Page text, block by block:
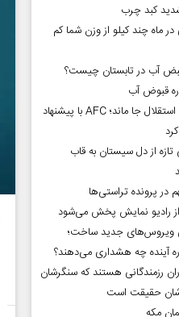
کبد چرب
در ماه چند کیلو از وزن شما کم
آب در تابستان چیست؟
قبوض آب
بصره از میزبانی استقلال جا ماند؛ AFC با پیشنهاد
تازه از دل سیستان به قاب
رادیو نمایش پخش می‌شود
جدید ساخت؛
آینده چه هشداری می‌دهند؟
رزمندگانی هستند که سنگرشان
حقیقت است
مکه